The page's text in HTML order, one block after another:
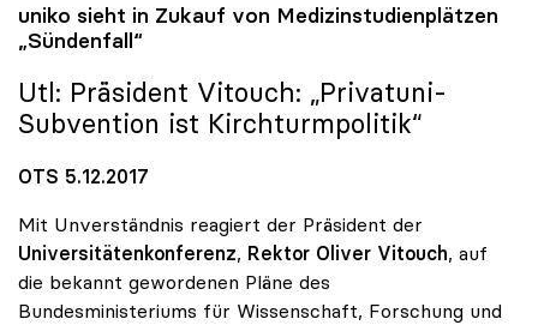
uniko sieht in Zukauf von Medizinstudienplätzen
„Sündenfall“
Utl: Präsident Vitouch: „Privatuni-
Subvention ist Kirchturmpolitik“
OTS 5.12.2017
Mit Unverständnis reagiert der Präsident der
Universitätenkonferenz, Rektor Oliver Vitouch, auf
die bekannt gewordenen Pläne des
Bundesministeriums für Wissenschaft, Forschung und